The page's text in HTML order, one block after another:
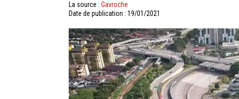
La source : Gavroche
Date de publication : 19/01/2021